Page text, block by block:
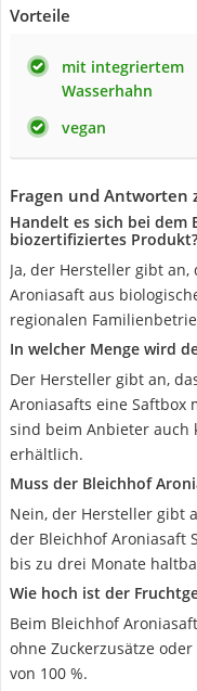
Vorteile
mit integriertem
Wasserhahn
vegan
Fragen und Antworten
Handelt es sich bei dem
biozertifiziertes Produkt?
Ja, der Hersteller gibt
Aroniasaft aus
regionalen
In welcher Menge wird
Der Hersteller gibt an,
Aroniasafts eine Saftbox
sind beim Anbieter auch
erhältlich.
Muss der Bleichhof
Nein, der Hersteller gibt
der Bleichhof Aroniasaft
bis zu drei Monate
Wie hoch ist der
Beim Bleichhof
ohne Zuckerzusätze
von 100 %.